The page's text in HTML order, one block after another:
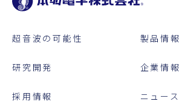
超音波の可能性 製品情報
研究開発 企業情報
採用情報 ニュース